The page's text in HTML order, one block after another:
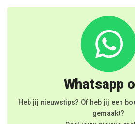
Whatsapp
Heb jij nieuwstips? Of heb jij een
gemaakt?